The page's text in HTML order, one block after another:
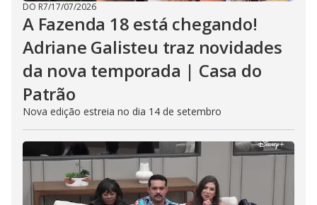
DO R7/17/07/2026
A Fazenda 18 está chegando!
Adriane Galisteu traz novidades
da nova temporada | Casa do
Patrão
Nova edição estreia no dia 14 de setembro